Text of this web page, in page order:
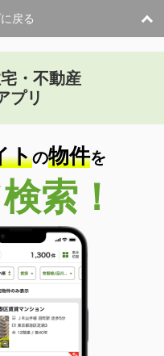
戻る
・不動産
プリ
トの物件を
索！